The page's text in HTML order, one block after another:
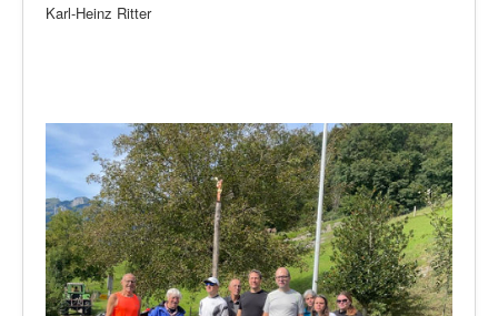
Karl-Heinz Ritter